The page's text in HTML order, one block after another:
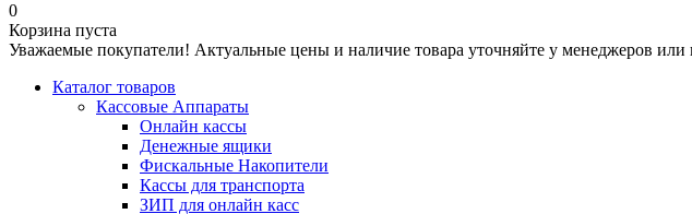
0
Корзина пуста
Уважаемые покупатели! Актуальные цены и наличие товара уточняйте у менеджеров или
Каталог товаров
Кассовые Аппараты
Онлайн кассы
Денежные ящики
Фискальные Накопители
Кассы для транспорта
ЗИП для онлайн касс